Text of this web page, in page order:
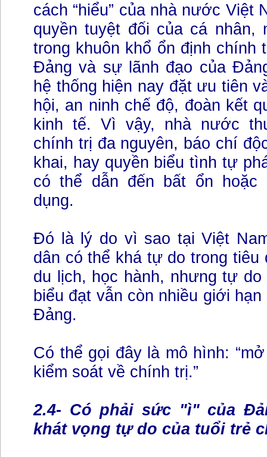
cách “hiểu” của nhà nước Việt
quyền tuyệt đối của cá nhân,
trong khuôn khổ ổn định chính
Đảng và sự lãnh đạo của
hệ thống hiện nay đặt ưu tiên
hội, an ninh chế độ, đoàn kết
kinh tế. Vì vậy, nhà nước
chính trị đa nguyên, báo chí
khai, hay quyền biểu tình tự
có thể dẫn đến bất ổn hoặc
dụng.
Đó là lý do vì sao tại Việt
dân có thể khá tự do trong tiêu
du lịch, học hành, nhưng tự
biểu đạt vẫn còn nhiều giới
Đảng.
Có thể gọi đây là mô hình:
kiểm soát về chính trị.”
2.4- Có phải sức "ì" của
khát vọng tự do của tuổi trẻ